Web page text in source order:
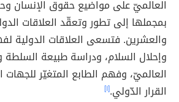
العالميّ على مواضيع حقوق الإنسان
بمجملها إلى تطور وتعقّد العلاقات
والعشرين. فتسعى العلاقات الدولية
وإحلال السلام، ودراسة طبيعة
العالميّ، وفهم الطابع المتغيّر
القرار الدّولي.[١]